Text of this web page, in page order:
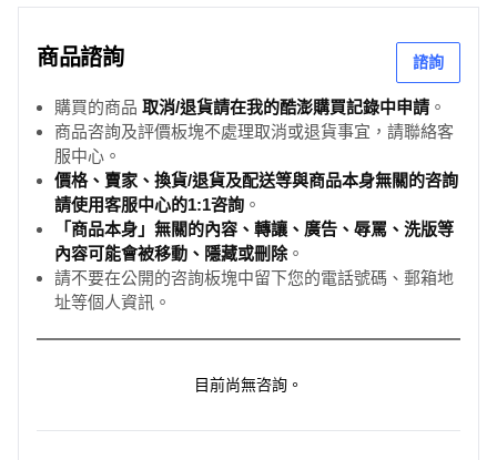
商品諮詢 諮詢
購買的商品 取消/退貨請在我的酷澎購買記錄中申請 。
商品咨詢及評價板塊不處理取消或退貨事宜，請聯絡客
服中心。
價格、賣家、換貨/退貨及配送等與商品本身無關的咨詢
請使用客服中心的1:1咨詢 。
「商品本身」無關的內容、轉讓、廣告、辱罵、洗版等
內容可能會被移動、隱藏或刪除。
請不要在公開的咨詢板塊中留下您的電話號碼、郵箱地
址等個人資訊。
目前尚無咨詢。